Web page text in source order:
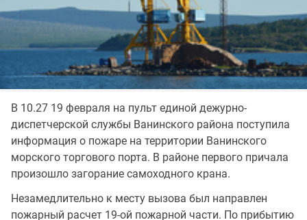
В 10.27 19 февраля на пульт единой дежурно-
диспетчерской службы Ванинского района поступила
информация о пожаре на территории Ванинского
морского торгового порта. В районе первого причала
произошло загорание самоходного крана.
Незамедлительно к месту вызова был направлен
пожарный расчет 19-ой пожарной части. По прибытию